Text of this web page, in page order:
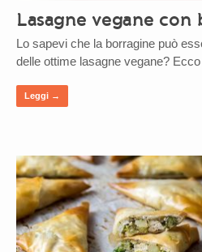
Lasagne vegane
Lo sapevi che la borragine può
delle ottime lasagne vegane?
Leggi →